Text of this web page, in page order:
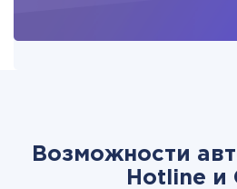
Возможности
Hotline и